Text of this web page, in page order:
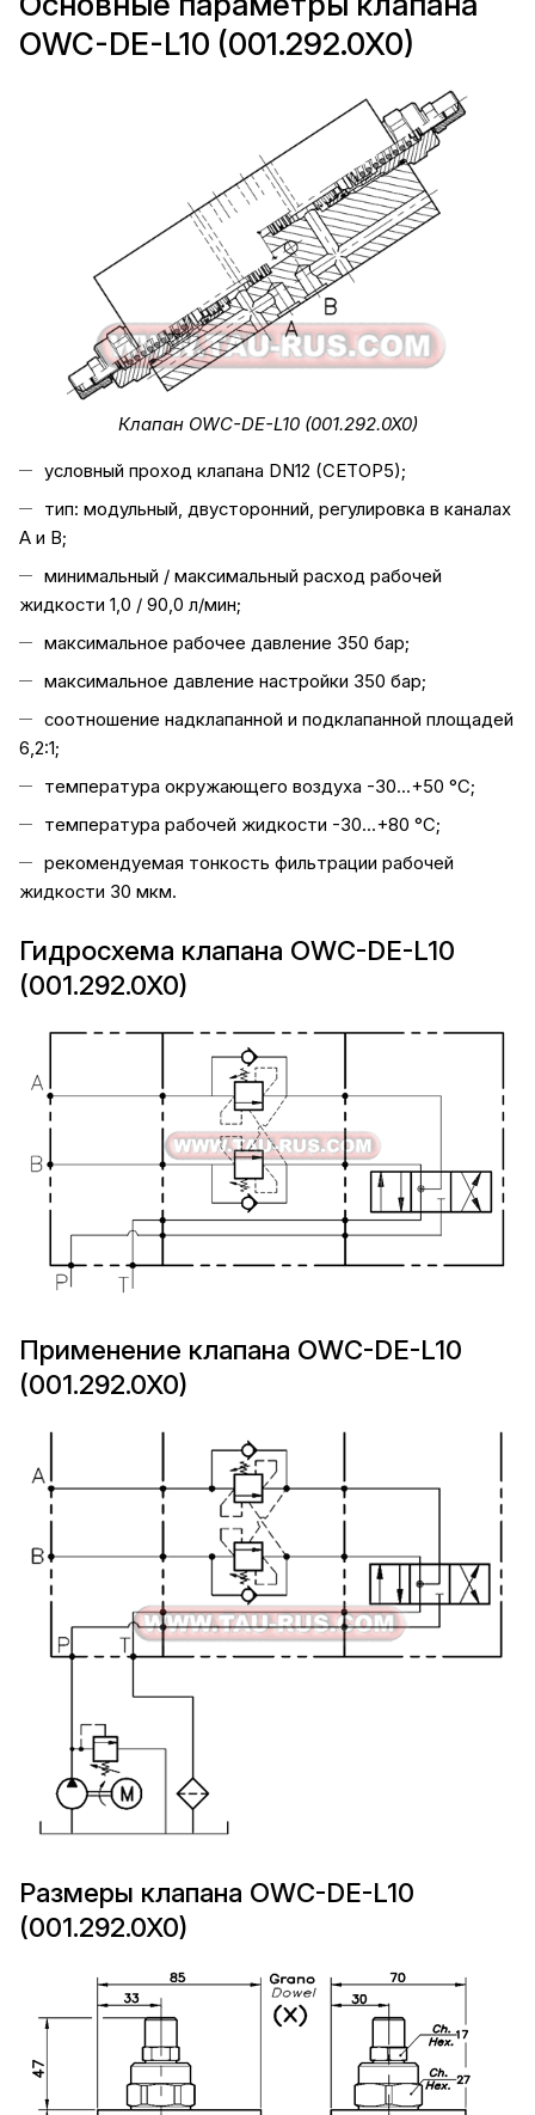
OWC-DE-L10 (001.292.0X0)
Клапан OWC-DE-L10 (001.292.0X0)
условный проход клапана DN12 (CETOP5);
тип: модульный, двусторонний, регулировка в каналах
А и В;
минимальный / максимальный расход рабочей
жидкости 1,0 / 90,0 л/мин;
максимальное рабочее давление 350 бар;
максимальное давление настройки 350 бар;
соотношение надклапанной и подклапанной площадей
6,2:1;
температура окружающего воздуха -30...+50 °C;
температура рабочей жидкости -30...+80 °C;
рекомендуемая тонкость фильтрации рабочей
жидкости 30 мкм.
Гидросхема клапана OWC-DE-L10
(001.292.0X0)
Применение клапана OWC-DE-L10
(001.292.0X0)
Размеры клапана OWC-DE-L10
(001.292.0X0)